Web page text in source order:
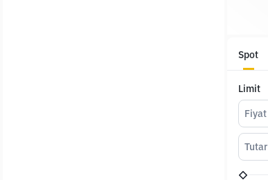
Spot
Limit
Fiyat
Tutar